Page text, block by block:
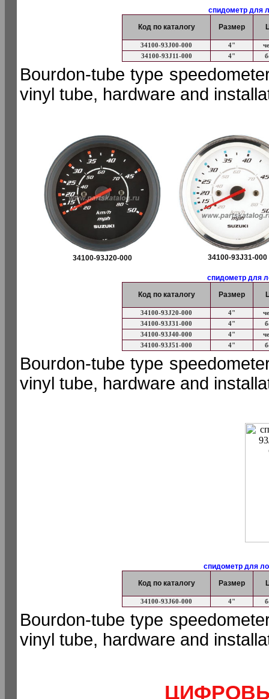
спидометр для
Код по каталогу
Размер
34100-93J00-000 4"
34100-93J11-000
4"
Bourdon-tube type
vinyl tube, hardware and
34100-93J20-000 34100-93J31-000
спидометр для
Код по каталогу
Размер
34100-93J20-000 4"
34100-93J31-000
4"
34100-93J40-000
4"
34100-93J51-000
4"
Bourdon-tube type
vinyl tube, hardware and
спидометр для
Код по каталогу
Размер
34100-93J60-000 4"
Bourdon-tube type
vinyl tube, hardware and